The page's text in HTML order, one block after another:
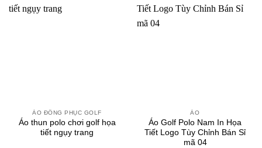
ÁO ĐỒNG PHỤC GOLF
Áo thun polo chơi golf họa
tiết ngụy trang
ÁO
Áo Golf Polo Nam In Họa
Tiết Logo Tùy Chỉnh Bán Sỉ
mã 04